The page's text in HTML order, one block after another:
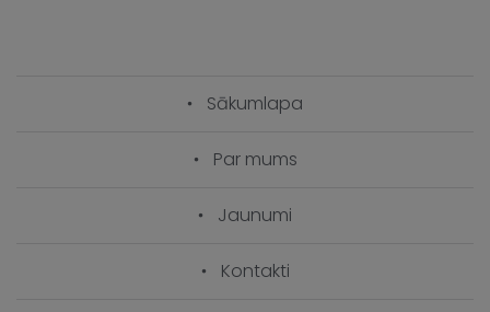
Sākumlapa
Par mums
Jaunumi
Kontakti